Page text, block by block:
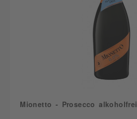
Mionetto - Prosecco alkoholfrei